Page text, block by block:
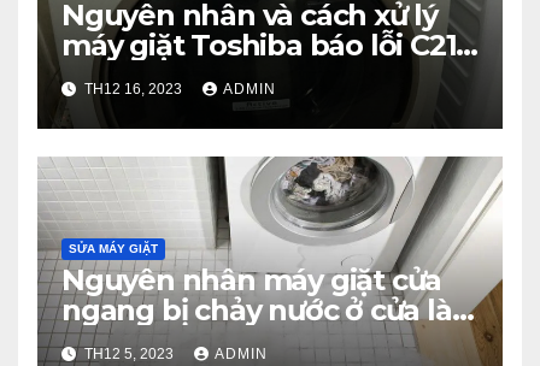
Nguyên nhân và cách xử lý
máy giặt Toshiba báo lỗi C21
từ A – Z
TH12 16, 2023 ADMIN
SỬA MÁY GIẶT
Nguyên nhân máy giặt cửa
ngang bị chảy nước ở cửa là
gì?TH12 5, 2023 ADMIN